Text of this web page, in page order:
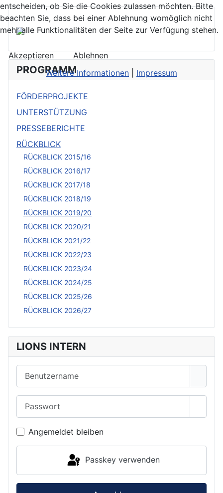
PROGRAMM
FÖRDERPROJEKTE
UNTERSTÜTZUNG
PRESSEBERICHTE
RÜCKBLICK
RÜCKBLICK 2015/16
RÜCKBLICK 2016/17
RÜCKBLICK 2017/18
RÜCKBLICK 2018/19
RÜCKBLICK 2019/20
RÜCKBLICK 2020/21
RÜCKBLICK 2021/22
RÜCKBLICK 2022/23
RÜCKBLICK 2023/24
RÜCKBLICK 2024/25
RÜCKBLICK 2025/26
RÜCKBLICK 2026/27
LIONS INTERN
Angemeldet bleiben
Passkey verwenden
entscheiden, ob Sie die Cookies zulassen möchten. Bitte
beachten Sie, dass bei einer Ablehnung womöglich nicht
mehr alle Funktionalitäten der Seite zur Verfügung stehen.
Akzeptieren
Ablehnen
Weitere Informationen
Impressum